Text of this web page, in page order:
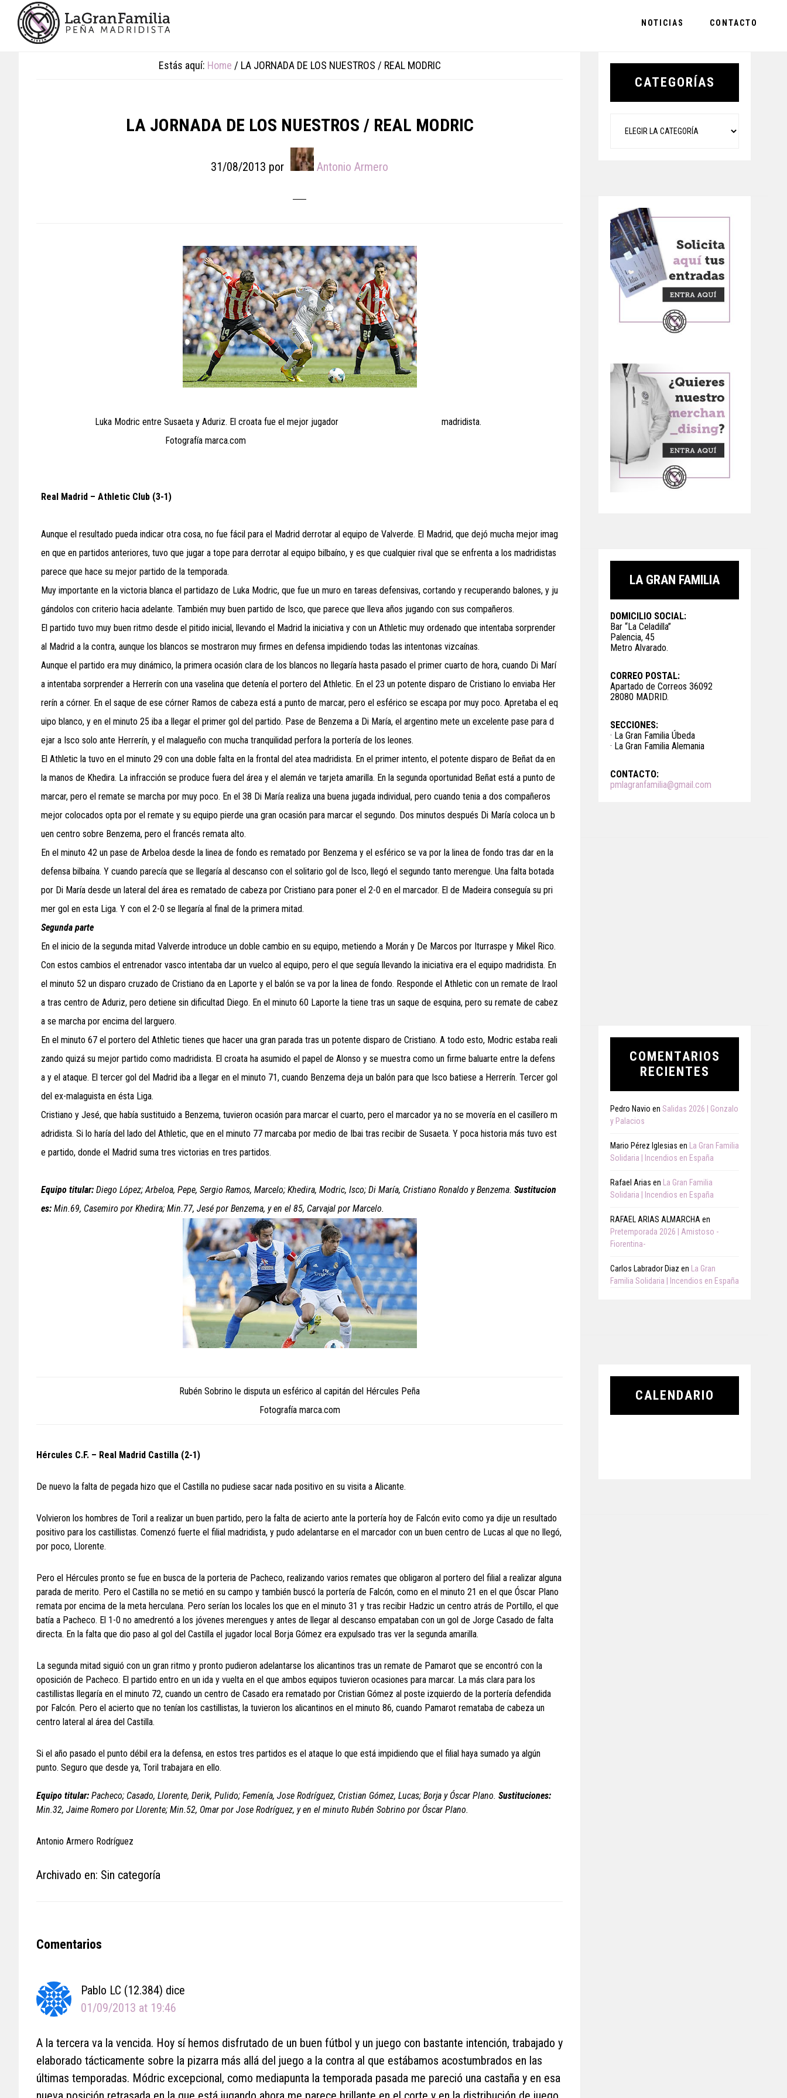
primary
footer
NOTICIAS CONTACTO
Estás aquí: Home / LA JORNADA DE LOS NUESTROS / REAL MODRIC
LA JORNADA DE LOS NUESTROS / REAL MODRIC
31/08/2013 por Antonio Armero
Luka Modric entre Susaeta y Aduriz. El croata fue el mejor jugador madridista.
Fotografía marca.com
Real Madrid – Athletic Club (3-1)
Aunque el resultado pueda indicar otra cosa, no fue fácil para el Madrid derrotar al equipo de Valverde. El Madrid, que dejó mucha mejor imag
en que en partidos anteriores, tuvo que jugar a tope para derrotar al equipo bilbaíno, y es que cualquier rival que se enfrenta a los madridistas
parece que hace su mejor partido de la temporada.
Muy importante en la victoria blanca el partidazo de Luka Modric, que fue un muro en tareas defensivas, cortando y recuperando balones, y ju
gándolos con criterio hacia adelante. También muy buen partido de Isco, que parece que lleva años jugando con sus compañeros.
El partido tuvo muy buen ritmo desde el pitido inicial, llevando el Madrid la iniciativa y con un Athletic muy ordenado que intentaba sorprender
al Madrid a la contra, aunque los blancos se mostraron muy firmes en defensa impidiendo todas las intentonas vizcaínas.
Aunque el partido era muy dinámico, la primera ocasión clara de los blancos no llegaría hasta pasado el primer cuarto de hora, cuando Di Marí
a intentaba sorprender a Herrerín con una vaselina que detenía el portero del Athletic. En el 23 un potente disparo de Cristiano lo enviaba Her
rerín a córner. En el saque de ese córner Ramos de cabeza está a punto de marcar, pero el esférico se escapa por muy poco. Apretaba el eq
uipo blanco, y en el minuto 25 iba a llegar el primer gol del partido. Pase de Benzema a Di María, el argentino mete un excelente pase para d
ejar a Isco solo ante Herrerín, y el malagueño con mucha tranquilidad perfora la portería de los leones.
El Athletic la tuvo en el minuto 29 con una doble falta en la frontal del atea madridista. En el primer intento, el potente disparo de Beñat da en
la manos de Khedira. La infracción se produce fuera del área y el alemán ve tarjeta amarilla. En la segunda oportunidad Beñat está a punto de
marcar, pero el remate se marcha por muy poco. En el 38 Di María realiza una buena jugada individual, pero cuando tenia a dos compañeros
mejor colocados opta por el remate y su equipo pierde una gran ocasión para marcar el segundo. Dos minutos después Di María coloca un b
uen centro sobre Benzema, pero el francés remata alto.
En el minuto 42 un pase de Arbeloa desde la linea de fondo es rematado por Benzema y el esférico se va por la linea de fondo tras dar en la
defensa bilbaína. Y cuando parecía que se llegaría al descanso con el solitario gol de Isco, llegó el segundo tanto merengue. Una falta botada
por Di María desde un lateral del área es rematado de cabeza por Cristiano para poner el 2-0 en el marcador. El de Madeira conseguía su pri
mer gol en esta Liga. Y con el 2-0 se llegaría al final de la primera mitad.
Segunda parte
En el inicio de la segunda mitad Valverde introduce un doble cambio en su equipo, metiendo a Morán y De Marcos por Iturraspe y Mikel Rico.
Con estos cambios el entrenador vasco intentaba dar un vuelco al equipo, pero el que seguía llevando la iniciativa era el equipo madridista. En
el minuto 52 un disparo cruzado de Cristiano da en Laporte y el balón se va por la linea de fondo. Responde el Athletic con un remate de Iraol
a tras centro de Aduriz, pero detiene sin dificultad Diego. En el minuto 60 Laporte la tiene tras un saque de esquina, pero su remate de cabez
a se marcha por encima del larguero.
En el minuto 67 el portero del Athletic tienes que hacer una gran parada tras un potente disparo de Cristiano. A todo esto, Modric estaba reali
zando quizá su mejor partido como madridista. El croata ha asumido el papel de Alonso y se muestra como un firme baluarte entre la defens
a y el ataque. El tercer gol del Madrid iba a llegar en el minuto 71, cuando Benzema deja un balón para que Isco batiese a Herrerín. Tercer gol
del ex-malaguista en ésta Liga.
Cristiano y Jesé, que había sustituido a Benzema, tuvieron ocasión para marcar el cuarto, pero el marcador ya no se movería en el casillero m
adridista. Si lo haría del lado del Athletic, que en el minuto 77 marcaba por medio de Ibai tras recibir de Susaeta. Y poca historia más tuvo est
e partido, donde el Madrid suma tres victorias en tres partidos.
Equipo titular: Diego López; Arbeloa, Pepe, Sergio Ramos, Marcelo; Khedira, Modric, Isco; Di María, Cristiano Ronaldo y Benzema. Sustitucion
es: Min.69, Casemiro por Khedira; Min.77, Jesé por Benzema, y en el 85, Carvajal por Marcelo.
Rubén Sobrino le disputa un esférico al capitán del Hércules Peña
Fotografía marca.com
Hércules C.F. – Real Madrid Castilla (2-1)
De nuevo la falta de pegada hizo que el Castilla no pudiese sacar nada positivo en su visita a Alicante.
Volvieron los hombres de Toril a realizar un buen partido, pero la falta de acierto ante la portería hoy de Falcón evito como ya dije un resultado
positivo para los castillistas. Comenzó fuerte el filial madridista, y pudo adelantarse en el marcador con un buen centro de Lucas al que no llegó,
por poco, Llorente.
Pero el Hércules pronto se fue en busca de la porteria de Pacheco, realizando varios remates que obligaron al portero del filial a realizar alguna
parada de merito. Pero el Castilla no se metió en su campo y también buscó la portería de Falcón, como en el minuto 21 en el que Óscar Plano
remata por encima de la meta herculana. Pero serían los locales los que en el minuto 31 y tras recibir Hadzic un centro atrás de Portillo, el que
batía a Pacheco. El 1-0 no amedrentó a los jóvenes merengues y antes de llegar al descanso empataban con un gol de Jorge Casado de falta
directa. En la falta que dio paso al gol del Castilla el jugador local Borja Gómez era expulsado tras ver la segunda amarilla.
La segunda mitad siguió con un gran ritmo y pronto pudieron adelantarse los alicantinos tras un remate de Pamarot que se encontró con la
oposición de Pacheco. El partido entro en un ida y vuelta en el que ambos equipos tuvieron ocasiones para marcar. La más clara para los
castillistas llegaría en el minuto 72, cuando un centro de Casado era rematado por Cristian Gómez al poste izquierdo de la portería defendida
por Falcón. Pero el acierto que no tenían los castillistas, la tuvieron los alicantinos en el minuto 86, cuando Pamarot remataba de cabeza un
centro lateral al área del Castilla.
Si el año pasado el punto débil era la defensa, en estos tres partidos es el ataque lo que está impidiendo que el filial haya sumado ya algún
punto. Seguro que desde ya, Toril trabajara en ello.
Equipo titular: Pacheco; Casado, Llorente, Derik, Pulido; Femenía, Jose Rodríguez, Cristian Gómez, Lucas; Borja y Óscar Plano. Sustituciones:
Min.32, Jaime Romero por Llorente; Min.52, Omar por Jose Rodríguez, y en el minuto Rubén Sobrino por Óscar Plano.
Antonio Armero Rodríguez
Archivado en: Sin categoría
Reader
Comentarios
Pablo LC (12.384) dice
01/09/2013 at 19:46
A la tercera va la vencida. Hoy sí hemos disfrutado de un buen fútbol y un juego con bastante intención, trabajado y
elaborado tácticamente sobre la pizarra más allá del juego a la contra al que estábamos acostumbrados en las
últimas temporadas. Módric excepcional, como mediapunta la temporada pasada me pareció una castaña y en esa
Primary
CATEGORÍAS
LA GRAN FAMILIA
DOMICILIO SOCIAL:
Bar “La Celadilla”
Palencia, 45
Metro Alvarado.
CORREO POSTAL:
Apartado de Correos 36092
28080 MADRID.
SECCIONES:
· La Gran Familia Úbeda
· La Gran Familia Alemania
CONTACTO:
pmlagranfamilia@gmail.com
COMENTARIOS
RECIENTES
Pedro Navio en Salidas 2026 | Gonzalo
y Palacios
Mario Pérez Iglesias en
La Gran Familia
Solidaria | Incendios en España
Rafael Arias en
La Gran Familia
Solidaria | Incendios en España
RAFAEL ARIAS ALMARCHA en
Pretemporada 2026 | Amistoso -
Fiorentina-
Carlos Labrador Diaz en
La Gran
Familia Solidaria | Incendios en España
CALENDARIO